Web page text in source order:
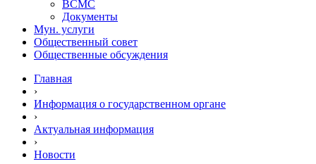
ВСМС
Документы
Мун. услуги
Общественный совет
Общественные обсуждения
Главная
›
Информация о государственном органе
›
Актуальная информация
›
Новости